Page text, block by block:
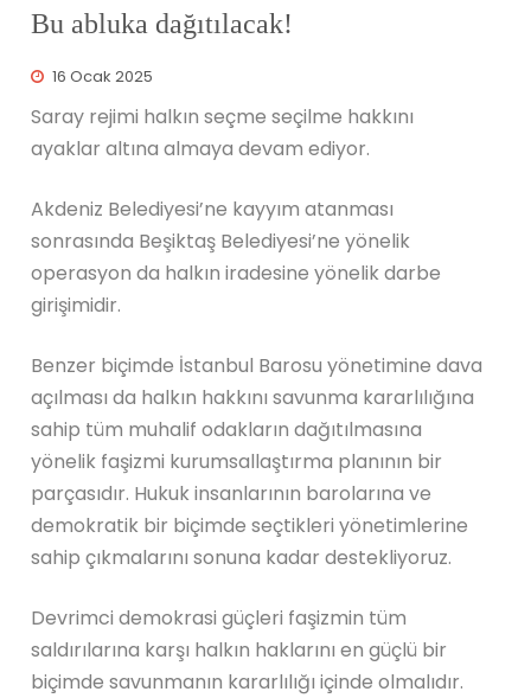
Bu abluka dağıtılacak!
16 Ocak 2025
Saray rejimi halkın seçme seçilme hakkını
ayaklar altına almaya devam ediyor.
Akdeniz Belediyesi’ne kayyım atanması
sonrasında Beşiktaş Belediyesi’ne yönelik
operasyon da halkın iradesine yönelik darbe
girişimidir.
Benzer biçimde İstanbul Barosu yönetimine dava
açılması da halkın hakkını savunma kararlılığına
sahip tüm muhalif odakların dağıtılmasına
yönelik faşizmi kurumsallaştırma planının bir
parçasıdır. Hukuk insanlarının barolarına ve
demokratik bir biçimde seçtikleri yönetimlerine
sahip çıkmalarını sonuna kadar destekliyoruz.
Devrimci demokrasi güçleri faşizmin tüm
saldırılarına karşı halkın haklarını en güçlü bir
biçimde savunmanın kararlılığı içinde olmalıdır.